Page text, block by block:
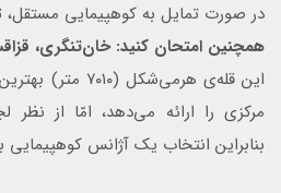
در صورت تمایل به کوهپیمایی مستقل،
همچنین امتحان کنید: خان‌تنگری،
این قله‌ی
مرکزی را ارائه می‌دهد، امّا از نظر
بنابراین انتخاب یک آژانس